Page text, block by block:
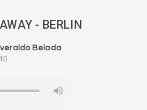
- BERLIN
Belada